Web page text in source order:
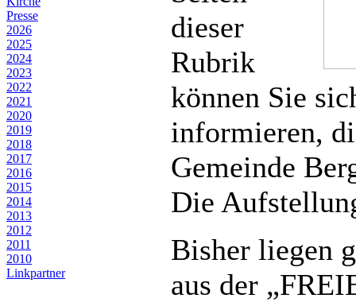
Presse
2026
2025
2024
2023
2022
2021
2020
2019
2018
2017
2016
2015
2014
2013
2012
2011
2010
Linkpartner
dieser
Rubrik
können Sie
informieren,
Gemeinde
Die
Bisher liegen
aus der